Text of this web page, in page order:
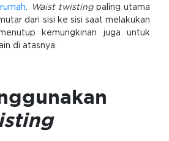
. Waist twistingpaling utama
dari sisi ke sisi saat melakukan
kemungkinan juga untuk
di atasnya.